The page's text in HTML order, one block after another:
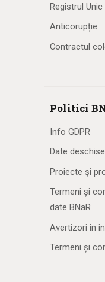
Registrul
Anticorupție
Contractul
Politici
Info GDPR
Date deschise
Proiecte și
Termeni și
date BNaR
Avertizori în
Termeni și